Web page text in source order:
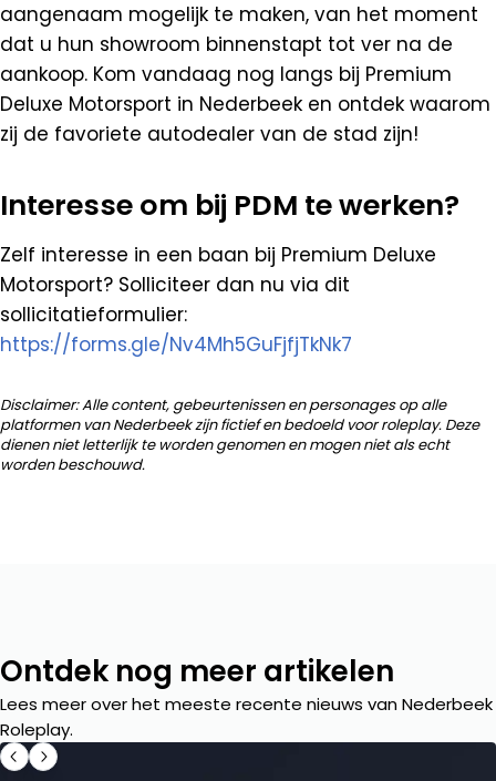
aangenaam mogelijk te maken, van het moment
dat u hun showroom binnenstapt tot ver na de
aankoop. Kom vandaag nog langs bij Premium
Deluxe Motorsport in Nederbeek en ontdek waarom
zij de favoriete autodealer van de stad zijn!
Interesse om bij PDM te werken?
Zelf interesse in een baan bij Premium Deluxe
Motorsport? Solliciteer dan nu via dit
sollicitatieformulier:
https://forms.gle/Nv4Mh5GuFjfjTkNk7
Disclaimer: Alle content, gebeurtenissen en personages op alle
platformen van Nederbeek zijn fictief en bedoeld voor roleplay. Deze
dienen niet letterlijk te worden genomen en mogen niet als echt
worden beschouwd.
Ontdek nog meer artikelen
Lees meer over het meeste recente nieuws van Nederbeek
Roleplay.